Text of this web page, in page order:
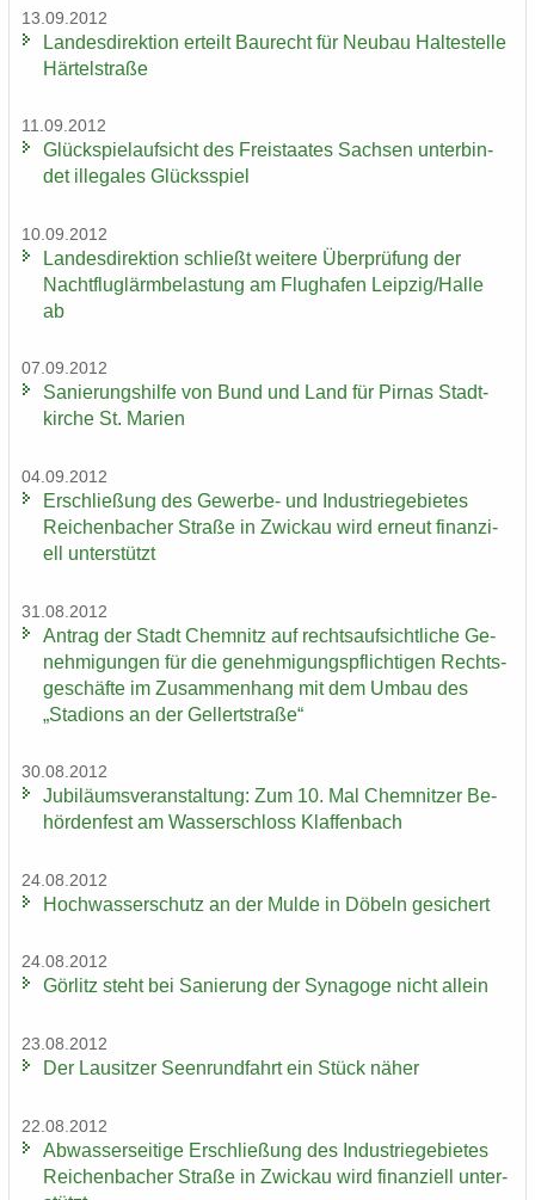
13.09.2012
Lan­des­di­rek­ti­on er­teilt Bau­recht für Neu­bau Hal­te­stel­le
Här­tel­stra­ße
11.09.2012
Glück­spiel­auf­sicht des Frei­staa­tes Sach­sen un­ter­bin­
det il­le­ga­les Glücks­spiel
10.09.2012
Lan­des­di­rek­ti­on schließt wei­te­re Über­prü­fung der
Nacht­flug­lärm­be­las­tung am Flug­ha­fen Leip­zig/Halle
ab
07.09.2012
Sa­nie­rungs­hil­fe von Bund und Land für Pirnas Stadt­
kir­che St. Ma­ri­en
04.09.2012
Er­schlie­ßung des Gewerbe-​ und In­dus­trie­ge­bie­tes
Rei­chen­ba­cher Stra­ße in Zwi­ckau wird er­neut fi­nan­zi­
ell un­ter­stützt
31.08.2012
An­trag der Stadt Chem­nitz auf rechts­auf­sicht­li­che Ge­
neh­mi­gun­gen für die ge­neh­mi­gungs­pflich­ti­gen Rechts­
ge­schäf­te im Zu­sam­men­hang mit dem Umbau des
„Sta­di­ons an der Gel­lert­stra­ße“
30.08.2012
Ju­bi­lä­ums­ver­an­stal­tung: Zum 10. Mal Chem­nit­zer Be­
hör­den­fest am Was­ser­schloss Klaf­fen­bach
24.08.2012
Hoch­was­ser­schutz an der Mulde in Dö­beln ge­si­chert
24.08.2012
Gör­litz steht bei Sa­nie­rung der Syn­ago­ge nicht al­lein
23.08.2012
Der Lau­sit­zer Seen­rund­fahrt ein Stück näher
22.08.2012
Ab­was­ser­sei­ti­ge Er­schlie­ßung des In­dus­trie­ge­bie­tes
Rei­chen­ba­cher Stra­ße in Zwi­ckau wird fi­nan­zi­ell un­ter­